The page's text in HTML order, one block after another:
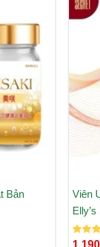
Bản
₫.
Viên
Được